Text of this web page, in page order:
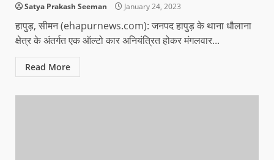
Satya Prakash Seeman January 24, 2023
हापुड़, सीमन (ehapurnews.com): जनपद हापुड़ के थाना धौलाना
क्षेत्र के अंतर्गत एक ऑल्टो कार अनियंत्रित होकर मंगलवार...
Read More